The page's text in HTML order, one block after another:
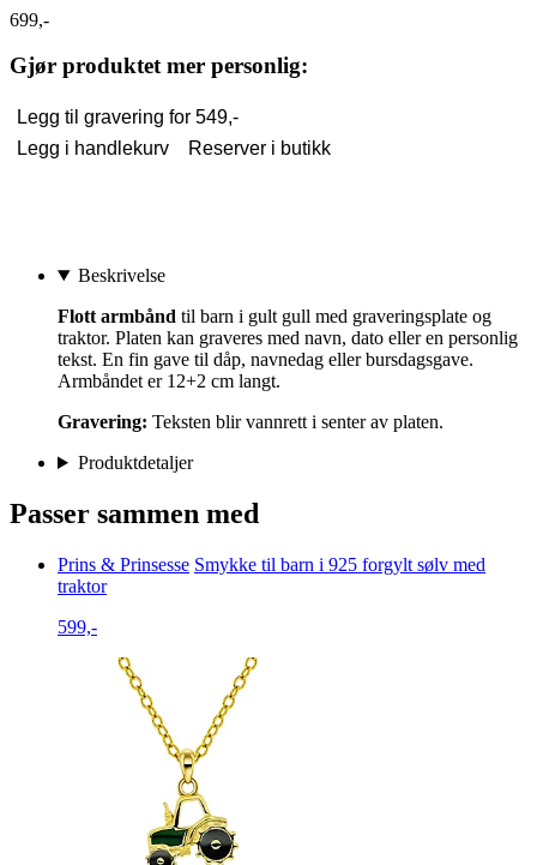
699,-
Gjør produktet mer personlig:
Legg til gravering for 549,-
Legg i handlekurv
Reserver i butikk
Beskrivelse
Flott armbånd til barn i gult gull med graveringsplate og
traktor. Platen kan graveres med navn, dato eller en personlig
tekst. En fin gave til dåp, navnedag eller bursdagsgave.
Armbåndet er 12+2 cm langt.
Gravering: Teksten blir vannrett i senter av platen.
Produktdetaljer
Passer sammen med
Prins & Prinsesse Smykke til barn i 925 forgylt sølv med
traktor
599,-